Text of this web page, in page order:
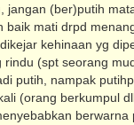
jangan (ber)putih
baik mati drpd
kehinaan yg
rindu (spt seorang
putih, nampak
(orang berkumpul
berwarna